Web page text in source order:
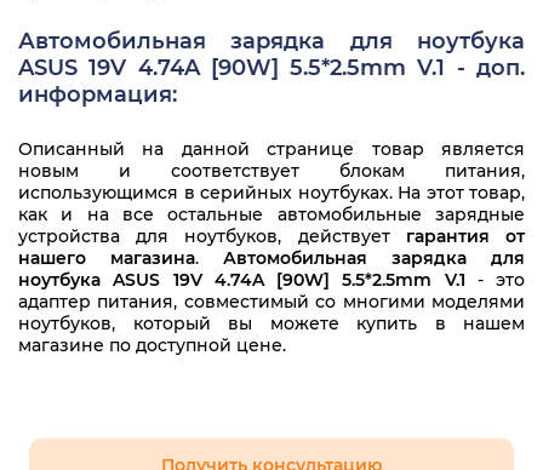
Asus A9
Asus B43J
Asus B43V
Asus B53
Asus B53J
Asus B53S
Asus B53V
ADP-90SB BB
ADP-90YD B
API2AD62
AQAC01A
AQAC02A
CA01007-0890
CA01007-0920
Автомобильная зарядка для ноутбука
ASUS 19V 4.74A [90W] 5.5*2.5mm V.1 - доп.
информация:
Описанный на данной странице товар является
новым и соответствует блокам питания,
использующимся в серийных ноутбуках. На этот товар,
как и на все остальные автомобильные зарядные
устройства для ноутбуков, действует гарантия от
нашего магазина. Автомобильная зарядка для
ноутбука ASUS 19V 4.74A [90W] 5.5*2.5mm V.1 - это
адаптер питания, совместимый со многими моделями
ноутбуков, который вы можете купить в нашем
магазине по доступной цене.
Получить консультацию